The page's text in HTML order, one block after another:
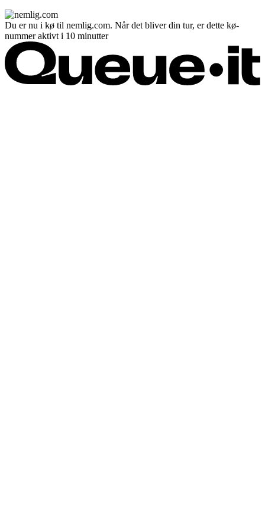
Du er nu i kø til nemlig.com. Når det bliver din tur, er dette kø-
nummer aktivt i 10 minutter